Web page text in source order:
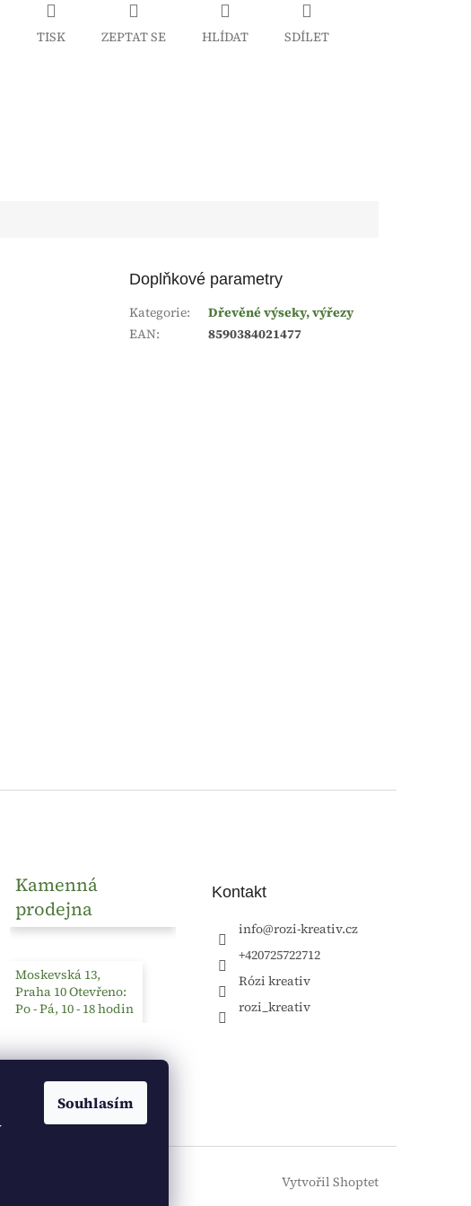
Souhlasím
TISK ZEPTAT SE HLÍDAT SDÍLET
Doplňkové parametry
Kategorie:
Dřevěné výseky, výřezy
EAN: 8590384021477
Kamenná
prodejna
Moskevská 13,
Praha 10 Otevřeno:
Po - Pá, 10 - 18 hodin
Kontakt
info@rozi-kreativ.cz
+420725722712
Rózi kreativ
rozi_kreativ
Vytvořil Shoptet